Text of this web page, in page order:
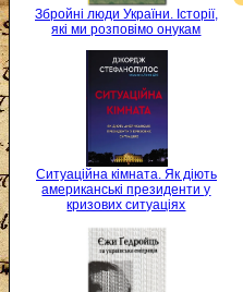
Збройні люди України. Історії,
які ми розповімо онукам
Ситуаційна кімната. Як діють
американські президенти у
кризових ситуаціях